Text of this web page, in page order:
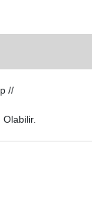
//
Olabilir.